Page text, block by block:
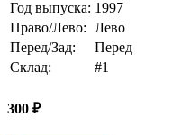
Год выпуска: 1997
Право/Лево: Лево
Перед/Зад:
Перед
Склад:
#1
300 ₽